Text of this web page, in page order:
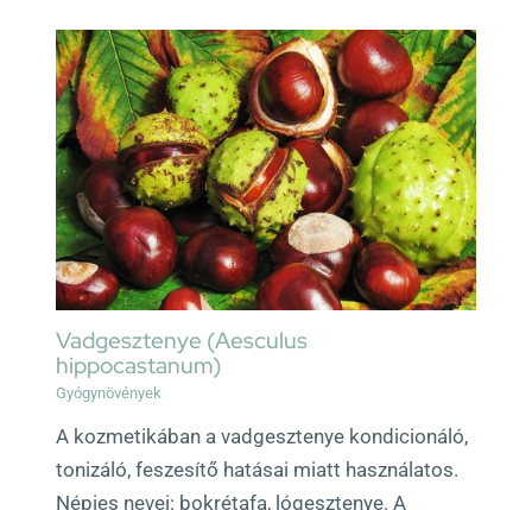
Vadgesztenye (Aesculus
hippocastanum)
Gyógynövények
A kozmetikában a vadgesztenye kondicionáló,
tonizáló, feszesítő hatásai miatt használatos.
Népies nevei: bokrétafa, lógesztenye. A